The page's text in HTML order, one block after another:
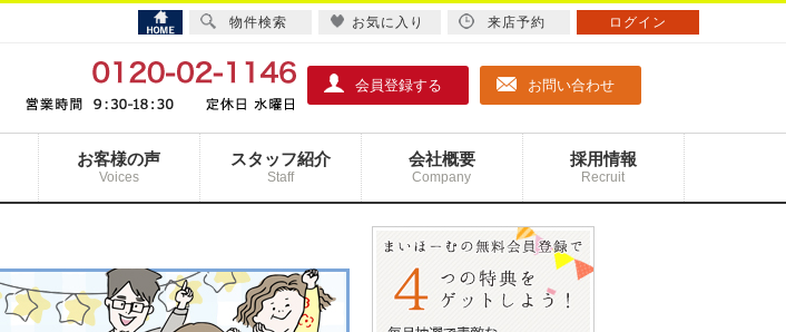
会員登録する お問い合わせ
お客様の声
Voices
スタッフ紹介
Staff
会社概要
Company
採用情報
Recruit
物件検索 お気に入り 来店予約 ログイン